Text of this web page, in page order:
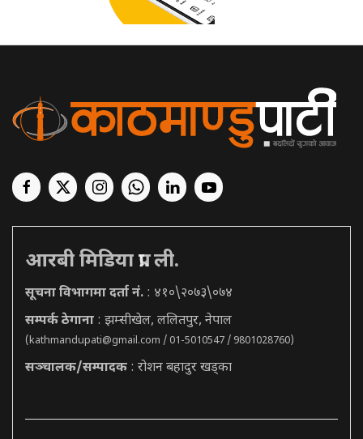
आरबी मिडिया प्रा. ली.
सूचना विभागमा दर्ता नं. : ४१०\२०७३\०७४
सम्पर्क ठेगाना : झम्सीखेल, ललितपुर, नेपाल
(kathmandupati@gmail.com / 01-5010547 / 9801028760)
सञ्चालक/सम्पादक : रोशन बहादुर खड्का